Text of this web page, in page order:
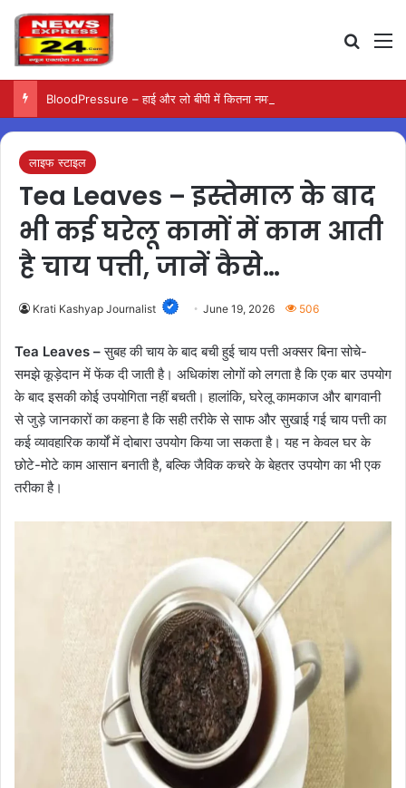
लाइफ स्टाइल
Tea Leaves – इस्तेमाल के बाद
भी कई घरेलू कामों में काम आती
है चाय पत्ती, जानें कैसे…
Krati Kashyap Journalist June 19, 2026 506
Tea Leaves –सुबह की चाय के बाद बची हुई चाय पत्ती अक्सर बिना सोचे-
समझे कूड़ेदान में फेंक दी जाती है। अधिकांश लोगों को लगता है कि एक बार उपयोग
के बाद इसकी कोई उपयोगिता नहीं बचती। हालांकि, घरेलू कामकाज और बागवानी
से जुड़े जानकारों का कहना है कि सही तरीके से साफ और सुखाई गई चाय पत्ती का
कई व्यावहारिक कार्यों में दोबारा उपयोग किया जा सकता है। यह न केवल घर के
छोटे-मोटे काम आसान बनाती है, बल्कि जैविक कचरे के बेहतर उपयोग का भी एक
तरीका है।